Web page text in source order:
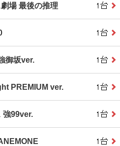
場 最後の推理
御坂ver.
PREMIUM ver.
強99ver.